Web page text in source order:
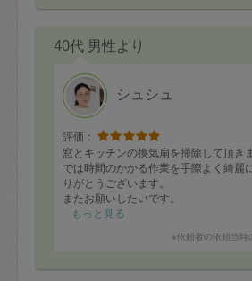
40代 男性より
シュシュ
評価：
窓とキッチンの換気扇を掃除して頂き
では時間のかかる作業を手際よく綺麗
りがとうございます。
またお願いしたいです。
もっと見る
※依頼者の依頼当時